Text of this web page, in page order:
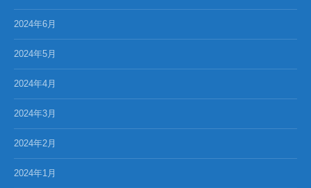
2024年6月
2024年5月
2024年4月
2024年3月
2024年2月
2024年1月